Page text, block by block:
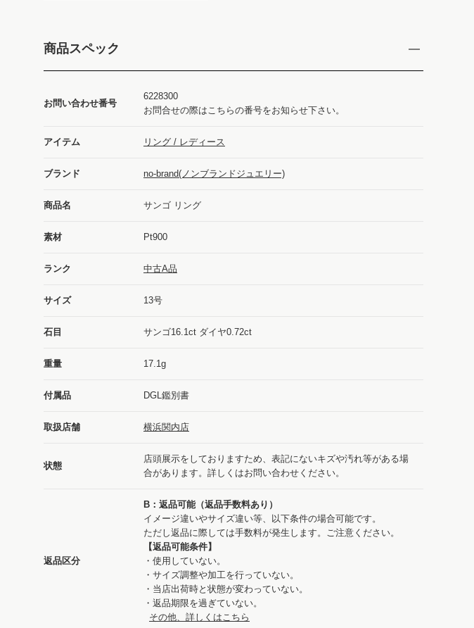
商品スペック
お問い合わせ番号
6228300
お問合せの際はこちらの番号をお知らせ下さい。
アイテム リング / レディース
ブランド no-brand(ノンブランドジュエリー)
商品名 サンゴ リング
素材 Pt900
ランク 中古A品
サイズ 13号
石目 サンゴ16.1ct ダイヤ0.72ct
重量 17.1g
付属品 DGL鑑別書
取扱店舗 横浜関内店
状態
店頭展示をしておりますため、表記にないキズや汚れ等がある場
合があります。詳しくはお問い合わせください。
返品区分
B：返品可能（返品手数料あり）
イメージ違いやサイズ違い等、以下条件の場合可能です。
ただし返品に際しては手数料が発生します。ご注意ください。
【返品可能条件】
・使用していない。
・サイズ調整や加工を行っていない。
・当店出荷時と状態が変わっていない。
・返品期限を過ぎていない。
その他、詳しくはこちら